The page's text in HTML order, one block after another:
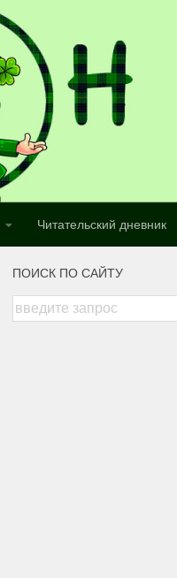
Читательский дневник
ПОИСК ПО САЙТУ